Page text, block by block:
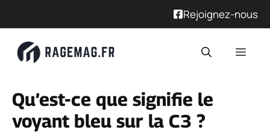
Rejoignez-nous
Qu’est-ce que signifie le
voyant bleu sur la C3 ?